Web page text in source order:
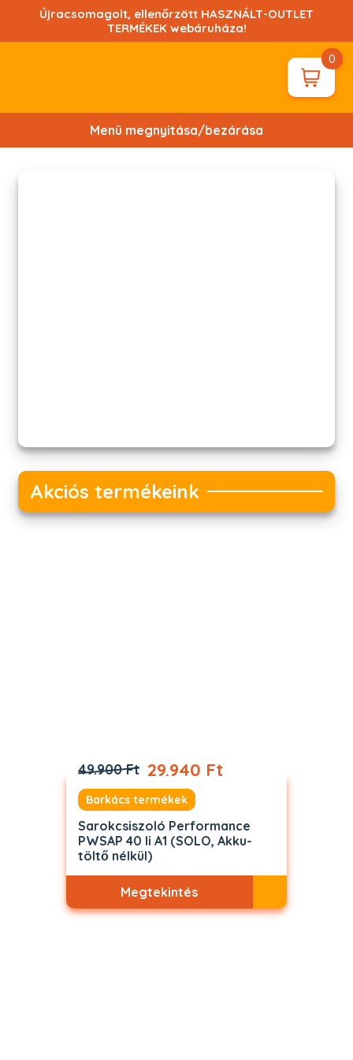
tartalomhoz!
Újracsomagolt, ellenőrzött HASZNÁLT-OUTLET
TERMÉKEK webáruháza!
0
Menü megnyitása/bezárása
Akciós termékeink
49.900 Ft 29.940 Ft
Barkács termékek
Sarokcsiszoló Performance
PWSAP 40 li A1 (SOLO, Akku-
töltő nélkül)
Megtekintés